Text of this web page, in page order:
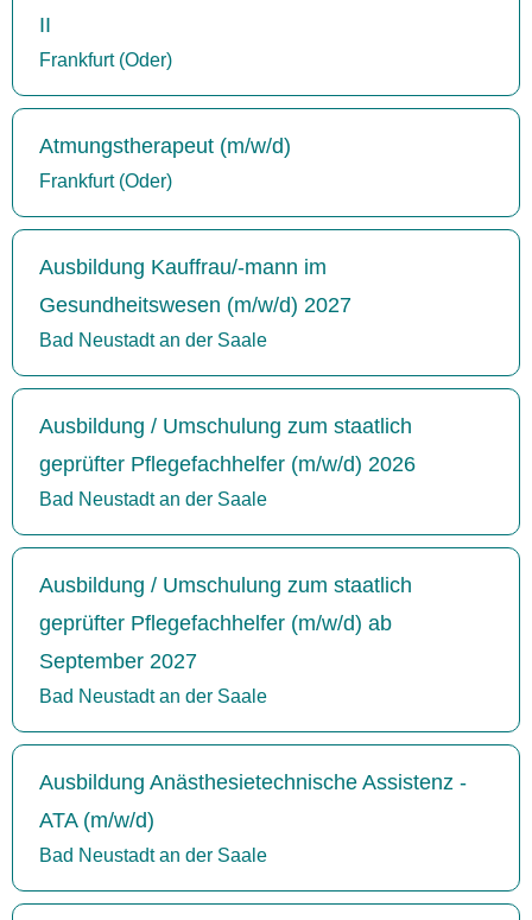
II
Frankfurt (Oder)
Atmungstherapeut (m/w/d)
Frankfurt (Oder)
Ausbildung Kauffrau/-mann im
Gesundheitswesen (m/w/d) 2027
Bad Neustadt an der Saale
Ausbildung / Umschulung zum staatlich
geprüfter Pflegefachhelfer (m/w/d) 2026
Bad Neustadt an der Saale
Ausbildung / Umschulung zum staatlich
geprüfter Pflegefachhelfer (m/w/d) ab
September 2027
Bad Neustadt an der Saale
Ausbildung Anästhesietechnische Assistenz -
ATA (m/w/d)
Bad Neustadt an der Saale